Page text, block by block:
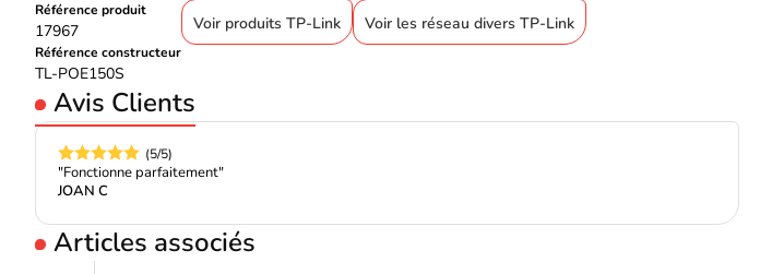
Référence produit
17967
Référence constructeur
TL-POE150S
Voir produits TP-Link Voir les réseau divers TP-Link
Avis Clients
(5/5)
"Fonctionne parfaitement"
JOAN C
Articles associés